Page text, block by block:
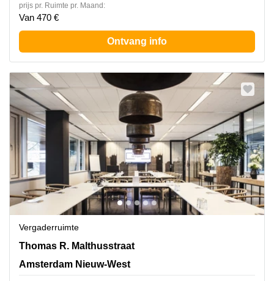
prijs pr. Ruimte pr. Maand:
Van 470 €
Ontvang info
Vergaderruimte
Thomas R. Malthusstraat 1-3, Amsterdam Nieuw-West
Thomas R. Malthusstraat
Amsterdam Nieuw-West